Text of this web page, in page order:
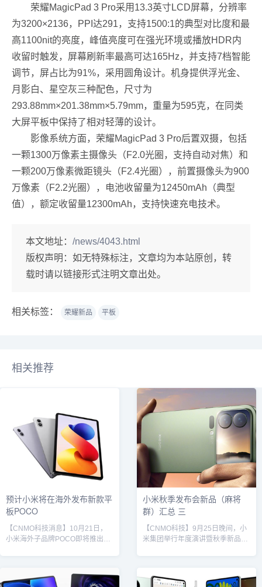
荣耀MagicPad 3 Pro采用13.3英寸LCD屏幕，分辨率
为3200×2136，PPI达291，支持1500:1的典型对比度和最
高1100nit的亮度，峰值亮度可在强光环境或播放HDR内
收留时触发，屏幕刷新率最高可达165Hz，并支持7档智能
调节，屏占比为91%，采用圆角设计。机身提供浮光金、
月影白、星空灰三种配色，尺寸为
293.88mm×201.38mm×5.79mm，重量为595克，在同类
大屏平板中保持了相对轻薄的设计。
影像系统方面，荣耀MagicPad 3 Pro后置双摄，包括
一颗1300万像素主摄像头（F2.0光圈，支持自动对焦）和
一颗200万像素微距镜头（F2.4光圈），前置摄像头为900
万像素（F2.2光圈），电池收留量为12450mAh（典型
值），额定收留量12300mAh，支持快速充电技术。
本文地址： /news/4043.html
版权声明： 如无特殊标注，文章均为本站原创，转
载时请以链接形式注明文章出处。
相关标签： 荣耀新品 平板
相关推荐
预计小米将在海外发布新款平
板POCO
【CNMO科技消息】10月21日，
小米海外子品牌POCO即将推出的
Console支持设备列表及美国FCC
小米秋季发布会新品（麻将
群）汇总 三
【CNMO科技】9月25日晚间，小
米集团举行年度演讲暨秋季新品发
制服务在内的十余款新产品。以